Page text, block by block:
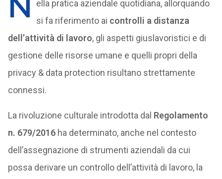
ella pratica aziendale quotidiana, allorquando
si fa riferimento ai controlli a distanza
dell’attività di lavoro, gli aspetti giuslavoristici e di
gestione delle risorse umane e quelli propri della
privacy & data protection risultano strettamente
connessi.
La rivoluzione culturale introdotta dal Regolamento
n. 679/2016ha determinato, anche nel contesto
dell’assegnazione di strumenti aziendali da cui
possa derivare un controllo dell’attività di lavoro, la